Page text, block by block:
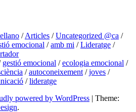
/Articles /Uncategorized @ca /
emocional /amb mi /Lideratge /
gestió emocional /ecologia emocional /
/autoconeixement /joves /
/lideratge
powered by WordPress | Theme:
.